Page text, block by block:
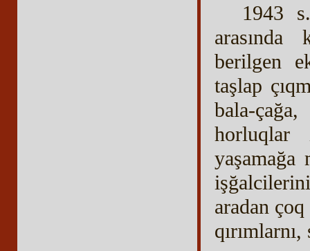
1943
arasında
berilgen
taşlap
bala-
horluqlar
yaşamağa
aradan çoq